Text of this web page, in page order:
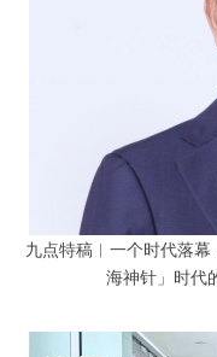
九点特稿︱一个时代落
海神针」时代